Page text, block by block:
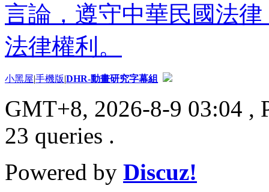
言論，遵守中華民國法
法律權利。
小黑屋|手機版|DHR-動畫研究字幕組
GMT+8, 2026-8-9 03:04 ,
23 queries .
Powered by Discuz!